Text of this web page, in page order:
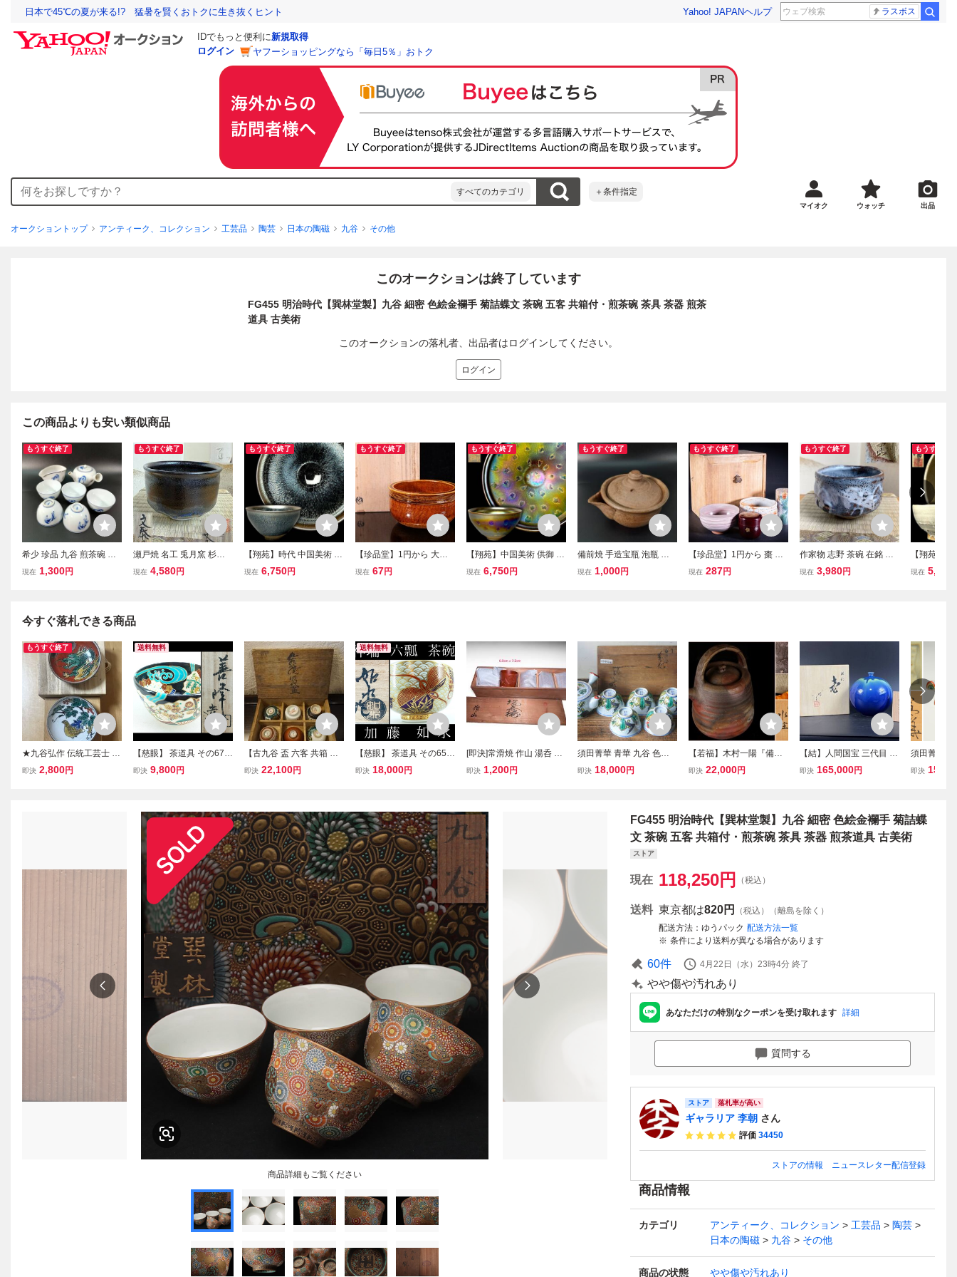
日本で45℃の夏が来る!? 猛暑を賢くおトクに生き抜くヒント Yahoo! JAPANヘルプ ラスボス
IDでもっと便利に新規取得
ログイン
ヤフーショッピングなら「毎日5％」おトク
すべてのカテゴリ ＋条件指定
マイオク ウォッチ 出品
オークショントップ アンティーク、コレクション 工芸品 陶芸 日本の陶磁 九谷 その他
このオークションは終了しています
FG455 明治時代【巽林堂製】九谷 細密 色絵金襴手 菊詰蝶文 茶碗 五客 共箱付・煎茶碗 茶具 茶器 煎茶
道具 古美術
このオークションの落札者、出品者はログインしてください。
ログイン
この商品よりも安い類似商品
もうすぐ終了
希少 珍品 九谷 煎茶碗 名
工 急須 茶器 湯呑 和食器
現在 1,300円
もうすぐ終了
瀬戸焼 名工 兎月窯 杉浦
文泰 作 御題 苗 茶碗 共箱
茶 器
現在 4,580円
もうすぐ終了
【翔苑】時代 中国美術 上
作 天目茶碗 茶道具 煎茶
現在 6,750円
もうすぐ終了
【珍品堂】1円から 大樋
焼 茶碗 茶道具 抹茶碗 共
現在 67円
もうすぐ終了
【翔苑】中国美術 供御 曜
変天目茶碗 茶道具 煎茶道
現在 6,750円
もうすぐ終了
備前焼 手造宝瓶 泡瓶 急
須 煎茶道具 古美術品 宝
現在 1,000円
もうすぐ終了
【珍品堂】1円から 棗 茶
筅 茶碗 共箱 茶道具セッ
現在 287円
もうすぐ終了
作家物 志野 茶碗 在銘 化
粧箱 美品 鼠 美濃焼 茶器
現在 3,980円
もうすぐ終了
【翔苑】
原清「唐津
現在 5,805
今すぐ落札できる商品
もうすぐ終了
★九谷弘作 伝統工芸士 古
田弘毅 九谷焼 龍紋 共箱
即決 2,800円
送料無料
【慈眼】 茶道具 その67
送料無料！即決！秀逸！
即決 9,800円
【古九谷 盃 六客 共箱 酒
盃 酒器 色絵 九谷焼 煎茶
即決 22,100円
送料無料
【慈眼】 茶道具 その65
送料無料！即決！細やか
即決 18,000円
[即決]常滑焼 作山 湯呑 5
客セット 朱泥 竹彫 煎茶
即決 1,200円
須田菁華 青華 九谷 色絵
梅模様 茶器 共箱 検】煎
即決 18,000円
【若福】木村一陽『備前
水注』備前焼 水注 備前焼
即決 22,000円
【結】人間国宝 三代目 徳
田八十吉 造 在銘 金銘 共
ィーク
即決 165,000円
須田菁華 (
5客揃 共箱
即決
商品詳細もご覧ください
FG455 明治時代【巽林堂製】九谷 細密 色絵金襴手 菊詰蝶
文 茶碗 五客 共箱付・煎茶碗 茶具 茶器 煎茶道具 古美術
ストア
現在 118,250円 （税込）
送料 東京都は820円
（税込）（離島を除く）
配送方法
ゆうパック 配送方法一覧
条件により送料が異なる場合があります
60件 4月22日（水）23時4分 終了
やや傷や汚れあり
あなただけの特別なクーポンを受け取れます 詳細
質問する
ストア 落札率が高い
ギャラリア 李朝 さん
評価 34450
ストアの情報 ニュースレター配信登録
商品情報
カテゴリ アンティーク、コレクション 工芸品
陶芸
日本の陶磁
九谷 その他
商品の状態 やや傷や汚れあり